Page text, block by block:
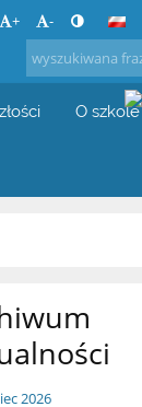
+ -
O szkole
2026